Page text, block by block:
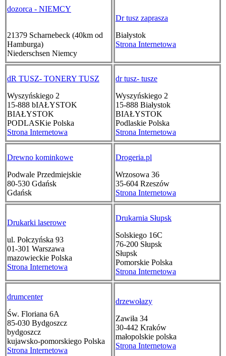
dozorca - NIEMCY
21379 Scharnebeck (40km od
Hamburga)
Niederschsen Niemcy
Dr tusz zaprasza
Białystok
Strona Internetowa
dR TUSZ- TONERY TUSZ
Wyszyńskiego 2
15-888 bIAŁYSTOK
BIAŁYSTOK
PODLASKie Polska
Strona Internetowa
dr tusz- tusze
Wyszyńskiego 2
15-888 Białystok
BIAŁYSTOK
Podlaskie Polska
Strona Internetowa
Drewno kominkowe
Podwale Przedmiejskie
80-530 Gdańsk
Gdańsk
Drogeria.pl
Wrzosowa 36
35-604 Rzeszów
Strona Internetowa
Drukarki laserowe
ul. Połczyńska 93
01-301 Warszawa
mazowieckie Polska
Strona Internetowa
Drukarnia Słupsk
Solskiego 16C
76-200 Słupsk
Słupsk
Pomorskie Polska
Strona Internetowa
drumcenter
Św. Floriana 6A
85-030 Bydgoszcz
bydgoszcz
kujawsko-pomorskiego Polska
Strona Internetowa
drzewołazy
Zawiła 34
30-442 Kraków
małopolskie polska
Strona Internetowa